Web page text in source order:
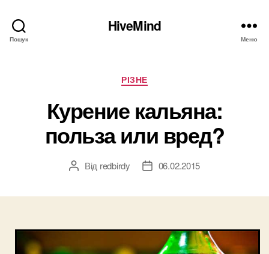
Пошук
HiveMind
Меню
Категорії
РІЗНЕ
Курение кальяна:
польза или вред?
Автор
Від redbirdy
Дата06.02.2015